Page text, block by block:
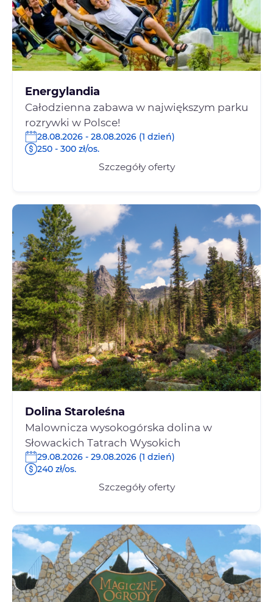
Energylandia
Całodzienna zabawa w największym parku
rozrywki w Polsce!
28.08.2026 - 28.08.2026 (1 dzień)
250 - 300 zł/os.
Szczegóły oferty
Dolina Staroleśna
Malownicza wysokogórska dolina w
Słowackich Tatrach Wysokich
29.08.2026 - 29.08.2026 (1 dzień)
240 zł/os.
Szczegóły oferty